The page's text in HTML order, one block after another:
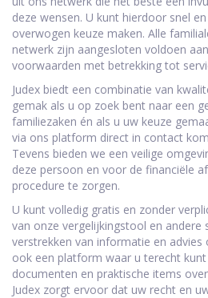
deze wensen. U kunt hierdoor snel
overwogen keuze maken. Alle
netwerk zijn aangesloten voldoen
voorwaarden met betrekking tot
Judex biedt een combinatie van
gemak als u op zoek bent naar een
familiezaken én als u uw keuze
via ons platform direct in contact
Tevens bieden we een veilige
deze persoon en voor de financiële
procedure te zorgen.
U kunt volledig gratis en zonder
van onze vergelijkingstool en andere
verstrekken van informatie en advies
ook een platform waar u terecht
documenten en praktische items
Judex zorgt ervoor dat uw recht en